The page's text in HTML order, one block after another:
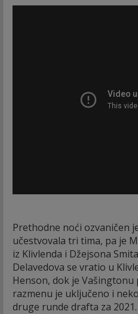
Prethodne noći ozvaničen
učestvovala tri tima, pa je
iz Klivlenda i Džejsona
Delavedova se vratio u
Henson, dok je Vašingtonu
razmenu je uključeno i
druge runde drafta za